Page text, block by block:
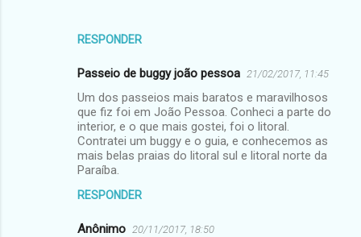
RESPONDER
Passeio de buggy joão pessoa 21/02/2017, 11:45
Um dos passeios mais baratos e maravilhosos
que fiz foi em João Pessoa. Conheci a parte do
interior, e o que mais gostei, foi o litoral.
Contratei um buggy e o guia, e conhecemos as
mais belas praias do litoral sul e litoral norte da
Paraíba.
RESPONDER
Anônimo 20/11/2017, 18:50